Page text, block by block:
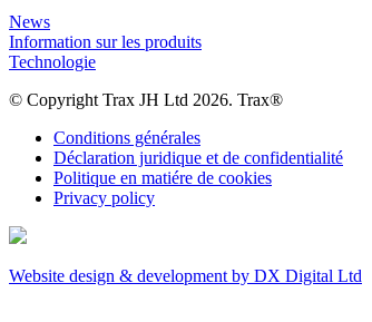
News
Information sur les produits
Technologie
© Copyright Trax JH Ltd 2026. Trax®
Conditions générales
Déclaration juridique et de confidentialité
Politique en matiére de cookies
Privacy policy
Website design & development by DX Digital Ltd